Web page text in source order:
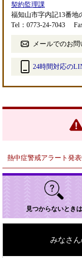
契約監理課
福知山市字内記13番地
Tel：0773-24-7043
メールでのお
24時間対応の
リ
熱中症警戒アラート発
見つからないときは
みなさ